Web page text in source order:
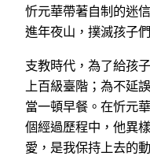
忻元華帶著自制的迷
進年夜山，撲滅孩子
支教時代，為了給孩
上百級臺階；為不延
當一頓早餐。在忻元
個經過歷程中，他異
愛，是我保持上去的動